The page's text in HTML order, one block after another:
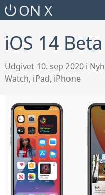
ON X
iOS 14
Udgivet 10. sep 2020 i
Watch, iPad, iPhone